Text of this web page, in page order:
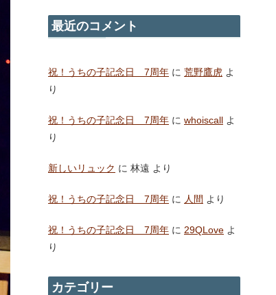
最近のコメント
祝！うちの子記念日 7周年 に 荒野鷹虎 よ
り
祝！うちの子記念日 7周年 に whoiscall よ
り
新しいリュック に 林遠 より
祝！うちの子記念日 7周年 に 人間 より
祝！うちの子記念日 7周年 に 29QLove よ
り
カテゴリー